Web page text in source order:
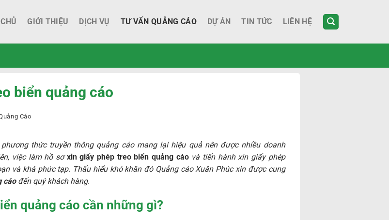
GIỚI THIỆU DỊCH VỤ TƯ VẤN QUẢNG CÁO DỰ ÁN TIN TỨC LIÊN HỆ
biển quảng cáo
Cáo
thức truyền thông quảng cáo mang lại hiệu quả nên được nhiều doanh
việc làm hồ sơxin giấy phép treo biển quảng cáovà tiến hành xin giấy phép
và khá phức tạp. Thấu hiểu khó khăn đó Quảng cáo Xuân Phúc xin được cung
cáođến quý khách hàng.
quảng cáo cần những gì?